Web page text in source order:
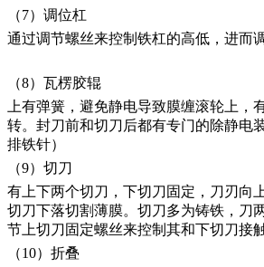
（7）调位杠
通过调节螺丝来控制铁杠的高低，进而
（8）瓦楞胶辊
上有弹簧，避免静电导致膜缠滚轮上，
转。封刀前和切刀后都有专门的除静电
排铁针）
（9）切刀
有上下两个切刀，下切刀固定，刀刃向
切刀下落切割薄膜。切刀多为铸铁，刀
节上切刀固定螺丝来控制其和下切刀接
（10）折叠